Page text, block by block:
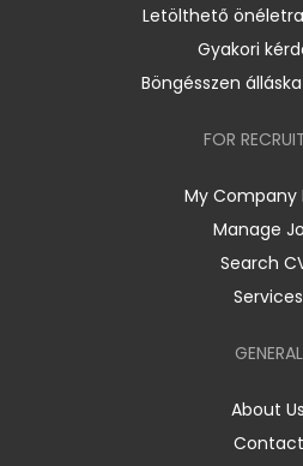
Letölthető
Gyakori
Böngésszen
FOR
My Company
Manage
Search
Services
GENERAL
About Us
Contact